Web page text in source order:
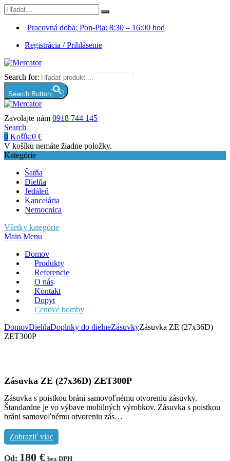
Pracovná doba: Pon-Pia: 8:30 – 16:00 hod
Registrácia / Prihlásenie
Search for:
Search Button
Zavolajte nám 0918 744 145
Search
0 Košík:0 €
V košíku nemáte žiadne položky.
Kategórie
Šatňa
Dielňa
Jedáleň
Kancelária
Nemocnica
Všetky kategórie
Main Menu
Domov
Produkty
Referencie
O nás
Kontakt
Dopyt
Cenové bomby
DomovDielňaDoplnky do dielneZásuvkyZásuvka ZE (27x36D)
ZET300P
Zásuvka ZE (27x36D) ZET300P
Zásuvka s poistkou bráni samovoľnému otvoreniu zásuvky.
Štandardne je vo výbave mobilných výrobkov. Zásuvka s poistkou
bráni samovoľnému otvoreniu zás…
Zobraziť viac
Od: 180 € bez DPH